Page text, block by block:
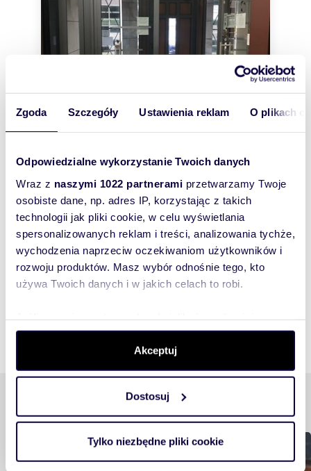
Zgoda Szczegóły Ustawienia reklam O plikach
Odpowiedzialne wykorzystanie Twoich danych
Wraz z naszymi 1022 partnerami przetwarzamy Twoje
osobiste dane, np. adres IP, korzystając z takich
technologii jak pliki cookie, w celu wyświetlania
spersonalizowanych reklam i treści, analizowania tychże,
wychodzenia naprzeciw oczekiwaniom użytkowników i
rozwoju produktów. Masz wybór odnośnie tego, kto
używa Twoich danych i w jakich celach to robi.
Gromadzić dane dotyczące Twojej lokalizacji
geograficznej z dokładnością nawet do kilku metrów
Identyfikować Twoje urządzenie, aktywnie analizując
czyli wirtualny odcisk palca)
Dowiedz się więcej odnośnie tego, jak Twoje osobiste
dane są przetwarzane oraz ustaw własne preferencje w
Akceptuj
Dostosuj
Tylko niezbędne pliki cookie
5 107
lokal użytkowy na wynajem 135m2
14 500 zł
lokal użytkowy Warszawa, Wola, Aleja
Solidarności/ Żelazna
Podobne tematy
Buduję, remontuję, urządzam